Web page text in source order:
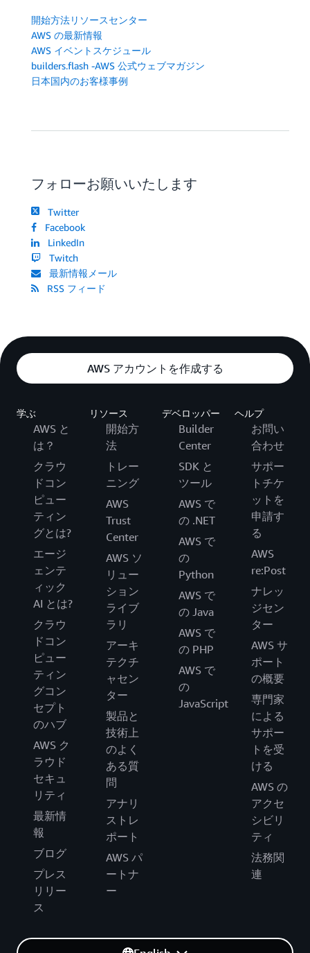
開始方法リソースセンター
AWS の最新情報
AWS イベントスケジュール
builders.flash -AWS 公式ウェブマガジン
日本国内のお客様事例
フォローお願いいたします
Twitter
Facebook
LinkedIn
Twitch
最新情報メール
RSS フィード
AWS アカウントを作成する
学ぶ
AWS と
は？
クラウ
ドコン
ピュー
ティン
グとは?
エージ
ェンテ
ィック
AI とは?
クラウ
ドコン
ピュー
ティン
グコン
セプト
のハブ
AWS ク
ラウド
セキュ
リティ
最新情
報
ブログ
プレス
リリー
ス
リソース
開始方
法
トレー
ニング
AWS
Trust
Center
AWS ソ
リュー
ション
ライブ
ラリ
アーキ
テクチ
ャセン
ター
製品と
技術上
のよく
ある質
問
アナリ
ストレ
ポート
AWS パ
ートナ
ー
デベロッパー
Builder
Center
SDK と
ツール
AWS で
の .NET
AWS で
の
Python
AWS で
の Java
AWS で
の PHP
AWS で
の
JavaScript
ヘルプ
お問い
合わせ
サポー
トチケ
ットを
申請す
る
AWS
re:Post
ナレッ
ジセン
ター
AWS サ
ポート
の概要
専門家
による
サポー
トを受
ける
AWS の
アクセ
シビリ
ティ
法務関
連